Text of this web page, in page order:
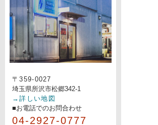
〒359-0027
埼玉県所沢市松郷342-1
→詳しい地図
■お電話でのお問合わせ
04-2927-0777